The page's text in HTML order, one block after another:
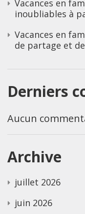
Vacances en
inoubliables à
Vacances en
de partage et
Derniers
Aucun
Archive
juillet 2026
juin 2026